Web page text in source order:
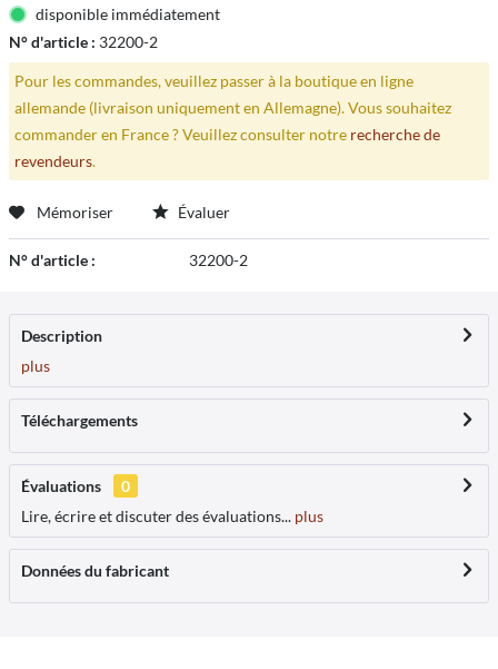
disponible immédiatement
N° d'article : 32200-2
Pour les commandes, veuillez passer à la boutique en ligne
allemande (livraison uniquement en Allemagne). Vous souhaitez
commander en France ? Veuillez consulter notre recherche de
revendeurs.
Mémoriser Évaluer
N° d'article : 32200-2
Description
plus
Téléchargements
Évaluations
0
Lire, écrire et discuter des évaluations... plus
Données du fabricant